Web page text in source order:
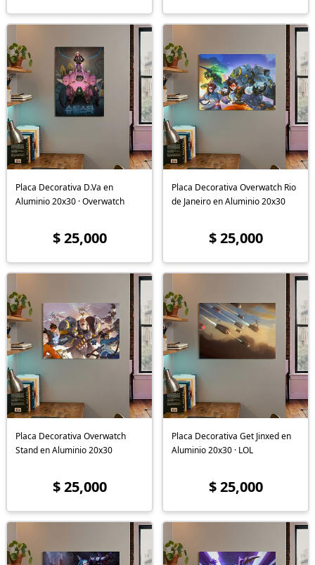
Placa Decorativa D.Va en
Aluminio 20x30 · Overwatch
$ 25,000
Placa Decorativa Overwatch Rio
de Janeiro en Aluminio 20x30
$ 25,000
Placa Decorativa Overwatch
Stand en Aluminio 20x30
$ 25,000
Placa Decorativa Get Jinxed en
Aluminio 20x30 · LOL
$ 25,000